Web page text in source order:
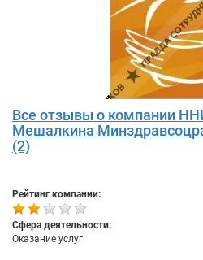
Все отзывы о компании
Мешалкина
(2)
Рейтинг компании:
Сфера деятельности:
Оказание услуг